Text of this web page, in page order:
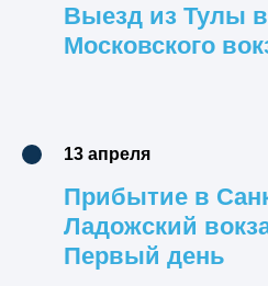
Выезд из Тулы в
Московского
13 апреля
Прибытие в
Ладожский
Первый день